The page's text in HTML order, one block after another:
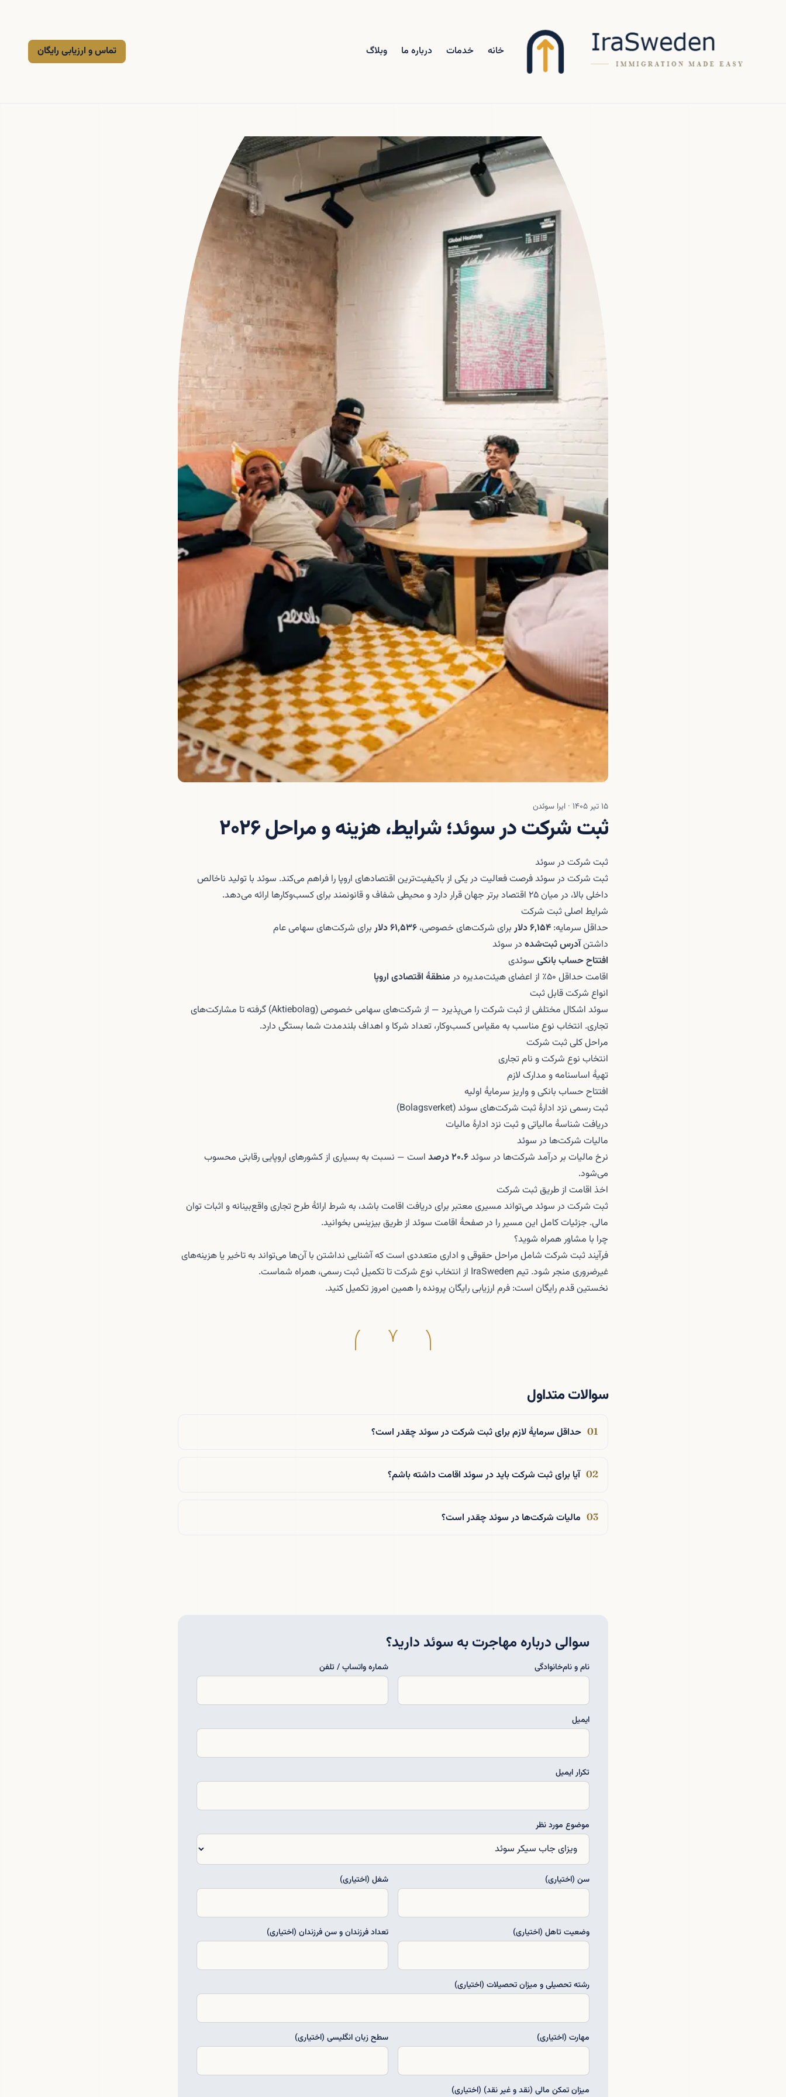
خانه خدمات درباره ما وبلاگ تماس و ارزیابی رایگان
۱۵ تیر ۱۴۰۵ · ایرا سوئدن
ثبت شرکت در سوئد؛ شرایط، هزینه و مراحل ۲۰۲۶
ثبت شرکت در سوئد
ثبت شرکت در سوئد فرصت فعالیت در یکی از باکیفیت‌ترین اقتصادهای اروپا را فراهم می‌کند. سوئد با تولید ناخالص
داخلی بالا، در میان ۲۵ اقتصاد برتر جهان قرار دارد و محیطی شفاف و قانونمند برای کسب‌وکارها ارائه می‌دهد.
شرایط اصلی ثبت شرکت
حداقل سرمایه: ۶,۱۵۴ دلار برای شرکت‌های خصوصی، ۶۱,۵۳۶ دلار
برای شرکت‌های سهامی عام
داشتنآدرس ثبت‌شده در سوئد
افتتاح حساب بانکی سوئدی
اقامت حداقل ۵۰٪ از اعضای هیئت‌مدیره در
منطقهٔ اقتصادی اروپا
انواع شرکت قابل ثبت
سوئد اشکال مختلفی از ثبت شرکت را می‌پذیرد — از شرکت‌های سهامی خصوصی (Aktiebolag) گرفته تا مشارکت‌های
تجاری. انتخاب نوع مناسب به مقیاس کسب‌وکار، تعداد شرکا و اهداف بلندمدت شما بستگی دارد.
مراحل کلی ثبت شرکت
انتخاب نوع شرکت و نام تجاری
تهیهٔ اساسنامه و مدارک لازم
افتتاح حساب بانکی و واریز سرمایهٔ اولیه
ثبت رسمی نزد ادارهٔ ثبت شرکت‌های سوئد (Bolagsverket)
دریافت شناسهٔ مالیاتی و ثبت نزد ادارهٔ مالیات
مالیات شرکت‌ها در سوئد
نرخ مالیات بر درآمد شرکت‌ها در سوئد۲۰.۶ درصد
است — نسبت به بسیاری از کشورهای اروپایی رقابتی محسوب
می‌شود.
اخذ اقامت از طریق ثبت شرکت
ثبت شرکت در سوئد می‌تواند مسیری معتبر برای دریافت اقامت باشد، به شرط ارائهٔ طرح تجاری واقع‌بینانه و اثبات توان
مالی. جزئیات کامل این مسیر را در صفحهٔ اقامت سوئد از طریق بیزینس بخوانید.
چرا با مشاور همراه شوید؟
فرآیند ثبت شرکت شامل مراحل حقوقی و اداری متعددی است که آشنایی نداشتن با آن‌ها می‌تواند به تاخیر یا هزینه‌های
غیرضروری منجر شود. تیم IraSweden از انتخاب نوع شرکت تا تکمیل ثبت رسمی، همراه شماست.
نخستین قدم رایگان است: فرم ارزیابی رایگان پروندهرا همین امروز تکمیل کنید.
سوالات متداول
حداقل سرمایهٔ لازم برای ثبت شرکت در سوئد چقدر است؟
آیا برای ثبت شرکت باید در سوئد اقامت داشته باشم؟
مالیات شرکت‌ها در سوئد چقدر است؟
سوالی درباره مهاجرت به سوئد دارید؟
نام و نام‌خانوادگی شماره واتساپ / تلفن
ایمیل
تکرار ایمیل
موضوع مورد نظر
سن (اختیاری) شغل (اختیاری)
وضعیت تاهل (اختیاری) تعداد فرزندان و سن فرزندان (اختیاری)
رشته تحصیلی و میزان تحصیلات (اختیاری)
مهارت (اختیاری) سطح زبان انگلیسی (اختیاری)
میزان تمکن مالی (نقد و غیر نقد) (اختیاری)